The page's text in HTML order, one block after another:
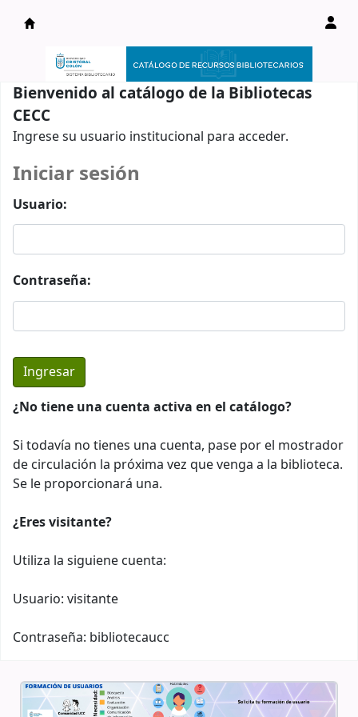
Catálogo en línea
Bienvenido al catálogo de la Bibliotecas
CECC
Ingrese su usuario institucional para acceder.
Iniciar sesión
Usuario:
Contraseña:
¿No tiene una cuenta activa en el catálogo?
Si todavía no tienes una cuenta, pase por el mostrador
de circulación la próxima vez que venga a la biblioteca.
Se le proporcionará una.
¿Eres visitante?
Utiliza la siguiene cuenta:
Usuario: visitante
Contraseña: bibliotecaucc